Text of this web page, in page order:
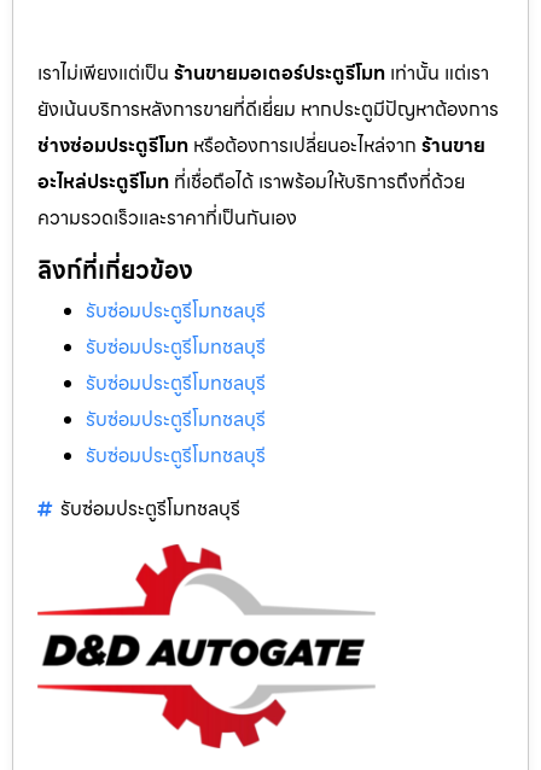
เราไม่เพียงแต่เป็น ร้านขายมอเตอร์ประตูรีโมท เท่านั้น แต่เรา
ยังเน้นบริการหลังการขายที่ดีเยี่ยม หากประตูมีปัญหาต้องการ
ช่างซ่อมประตูรีโมท หรือต้องการเปลี่ยนอะไหล่จาก ร้านขาย
อะไหล่ประตูรีโมท ที่เชื่อถือได้ เราพร้อมให้บริการถึงที่ด้วย
ความรวดเร็วและราคาที่เป็นกันเอง
ลิงก์ที่เกี่ยวข้อง
รับซ่อมประตูรีโมทชลบุรี
รับซ่อมประตูรีโมทชลบุรี
รับซ่อมประตูรีโมทชลบุรี
รับซ่อมประตูรีโมทชลบุรี
รับซ่อมประตูรีโมทชลบุรี
รับซ่อมประตูรีโมทชลบุรี